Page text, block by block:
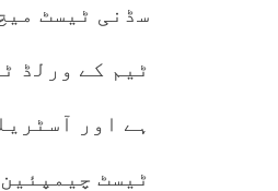
سڈنی ٹیسٹ
ٹیم کے ورلڈ
ہے اور
ٹیسٹ